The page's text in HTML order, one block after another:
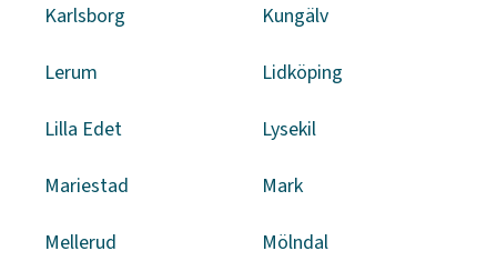
Karlsborg Kungälv
Lerum Lidköping
Lilla Edet Lysekil
Mariestad Mark
Mellerud Mölndal